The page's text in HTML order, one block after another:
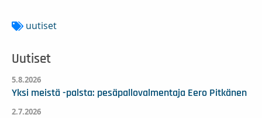
uutiset
Uutiset
5.8.2026
Yksi meistä -palsta: pesäpallovalmentaja Eero Pitkänen
2.7.2026